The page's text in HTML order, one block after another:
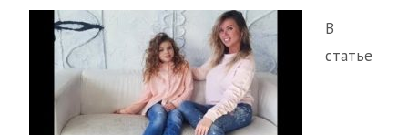
В
статье